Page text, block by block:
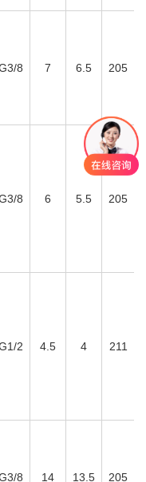
8 7 6.5 205
8 6 5.5 205
2 4.5 4 211
8 14 13.5 205